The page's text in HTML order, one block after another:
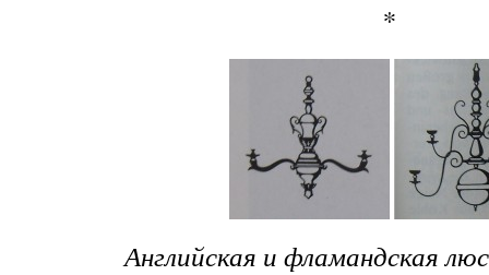
*
Английская и фламандская